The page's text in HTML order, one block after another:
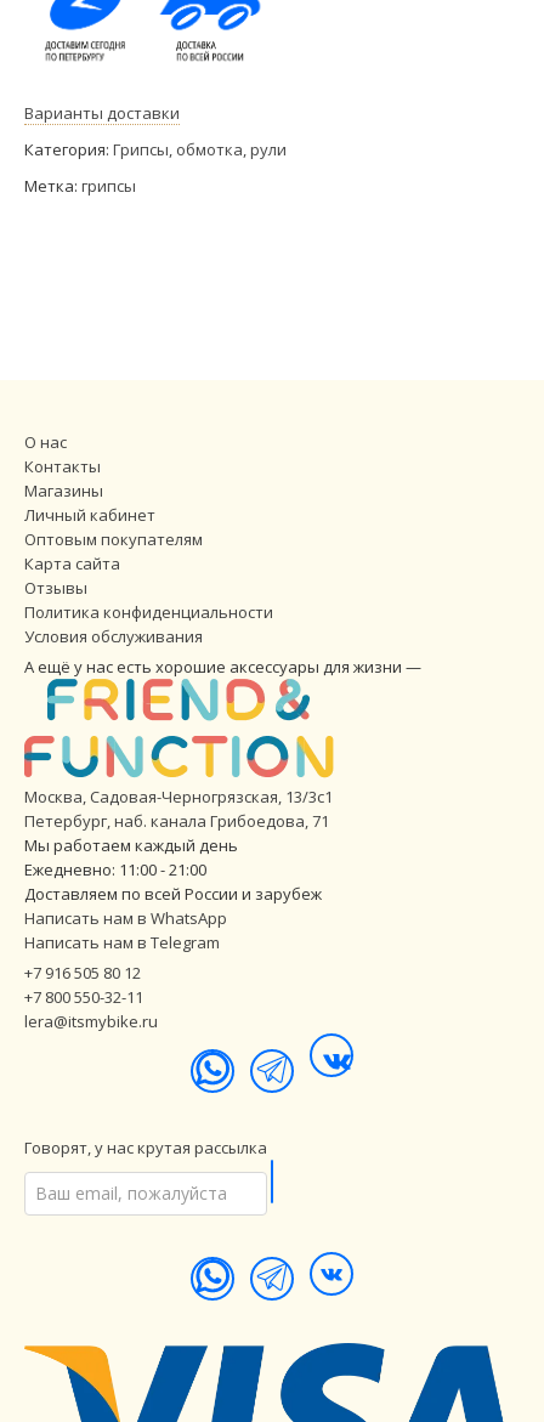
Варианты доставки
Категория: Грипсы, обмотка, рули
Метка: грипсы
О нас
Контакты
Магазины
Личный кабинет
Оптовым покупателям
Карта сайта
Отзывы
Политика конфиденциальности
Условия обслуживания
А ещё у нас есть хорошие аксессуары для жизни —
Москва, Садовая-Черногрязская, 13/3с1
Петербург,наб. канала Грибоедова, 71
Мы работаем каждый день
Ежедневно: 11:00 - 21:00
Доставляем по всей России и зарубеж
Написать нам в WhatsApp
Написать нам в Telegram
+7 916 505 80 12
+7 800 550-32-11
lera@itsmybike.ru
Говорят, у нас крутая рассылка